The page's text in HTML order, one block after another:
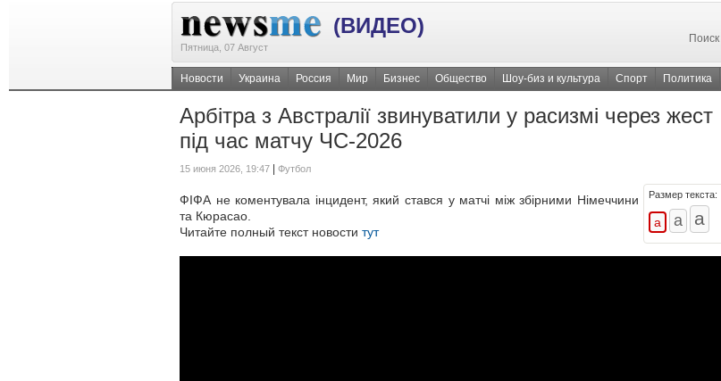
(ВИДЕО)
Пятница, 07 Август
Поиск
Новости Украина Россия Мир Бизнес Общество Шоу-биз и культура Спорт Политика
Арбітра з Австралії звинуватили у расизмі через жест
під час матчу ЧС-2026
15 июня 2026, 19:47 Футбол
Размер текста:
ФІФА не коментувала інцидент, який стався у матчі між збірними Німеччини
та Кюрасао.
Читайте полный текст новости тут